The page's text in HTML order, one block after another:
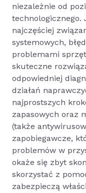
niezależnie od
technologicznego.
najczęściej
systemowych,
problemami
skuteczne
odpowiedniej
działań
najprostszych
zapasowych oraz
(także
zapobiegawcze,
problemów w
okaże się zbyt
skorzystać z
zabezpieczą